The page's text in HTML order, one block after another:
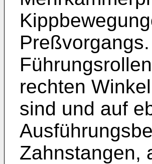
rechten
sind und auf
Zahnstangen,